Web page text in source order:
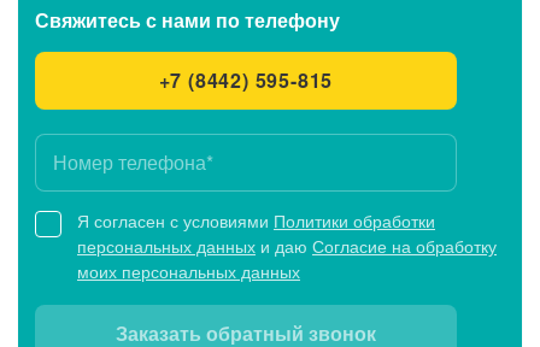
Свяжитесь с нами по телефону
+7 (8442) 595-815
Я согласен с условиями Политики обработки
персональных данных и даю Согласие на обработку
моих персональных данных
Заказать обратный звонок